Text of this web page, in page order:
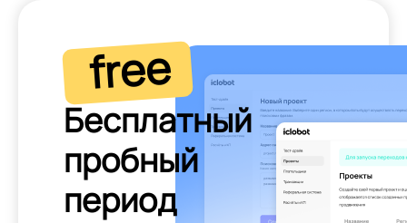
free
Бесплатный
пробный
период